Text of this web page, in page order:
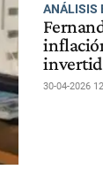
ANÁLISIS
30-04-2026